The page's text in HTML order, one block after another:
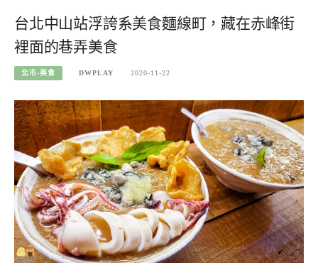
台北中山站浮誇系美食麵線町，藏在赤峰街
裡面的巷弄美食
北市-美食 DWPLAY 2020-11-22